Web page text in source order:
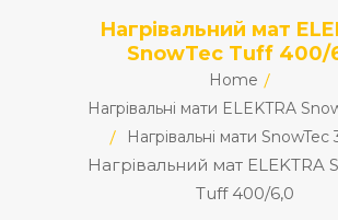
Нагрівальний мат
SnowTec Tuff 400/
Home
Нагрівальні мати ELEKTRA
Нагрівальні мати SnowTec
Нагрівальний мат ELEKTRA
Tuff 400/6,0